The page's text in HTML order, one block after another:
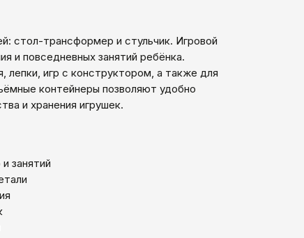
стол-трансформер и стульчик. Игровой
и повседневных занятий ребёнка.
лепки, игр с конструктором, а также для
контейнеры позволяют удобно
и хранения игрушек.
занятий